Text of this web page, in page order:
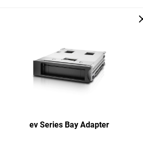
ev Series Bay Adapter